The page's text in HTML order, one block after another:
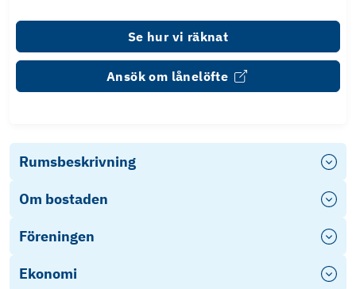
Se hur vi räknat
Ansök om lånelöfte
Rumsbeskrivning
Om bostaden
Föreningen
Ekonomi